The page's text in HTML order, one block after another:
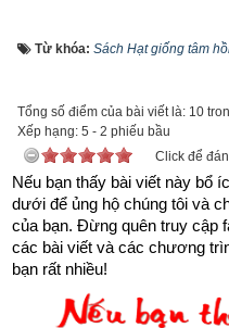
Với mong muốn góp một
điệp tích cực truyền cảm
giúp những người đang
lên mạnh mẽ hơn, giúp họ
cảnh để viết tiếp hành
trong cuộc sống,
giả trọn bộ 11
cuốn sách Hạt
Từ khóa: Sách Hạt giống tâm
Tổng số điểm của bài viết là: 10
Xếp hạng: 5 - 2 phiếu bầu
Click để
Nếu bạn thấy bài viết này bổ
dưới để ủng hộ chúng tôi và
của bạn. Đừng quên truy cập
các bài viết và các chương
bạn rất nhiều!